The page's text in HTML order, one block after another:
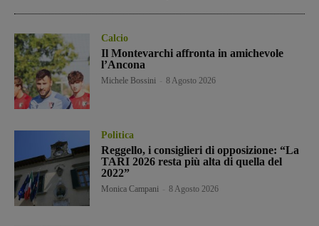
Calcio
Il Montevarchi affronta in amichevole
l’Ancona
Michele Bossini 8 Agosto 2026
Politica
Reggello, i consiglieri di opposizione: “La
TARI 2026 resta più alta di quella del
2022”
Monica Campani 8 Agosto 2026